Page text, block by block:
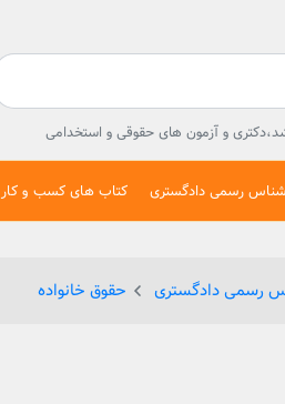
و آزمون های حقوقی و استخدامی
رسمی دادگستری کتاب های کسب و کار
رسمی دادگستری حقوق خانواده